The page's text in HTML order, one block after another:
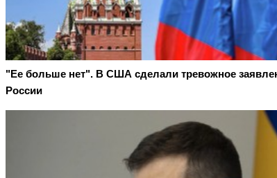
"Ее больше нет". В США сделали тревожное
России